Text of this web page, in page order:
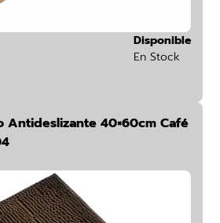
Disponible
En Stock
Antideslizante 40×60cm Café